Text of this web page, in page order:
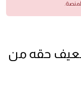
حقه من